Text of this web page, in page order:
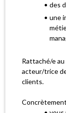
des
une
Rattaché/e
acteur/trice
clients.